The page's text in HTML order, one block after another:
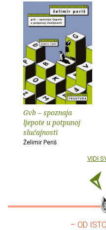
Gvb – spoznaja
ljepote u potpunoj
slučajnosti
Želimir Periš
VIDI
– OD